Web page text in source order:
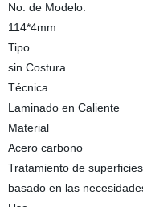
No. de Modelo.
114*4mm
Tipo
sin Costura
Técnica
Laminado en Caliente
Material
Acero carbono
Tratamiento de superficies
basado en las